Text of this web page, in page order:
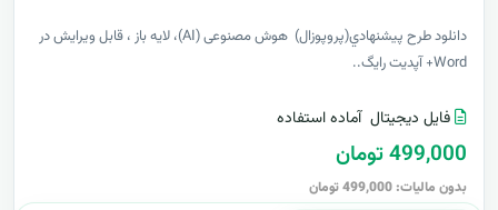
دانلود طرح پيشنهادي(پروپوزال) هوش مصنوعی (AI)، لایه باز ، قابل ویرایش در
Word+ آپدیت رایگ..
فایل دیجیتال آماده استفاده
499,000 تومان
بدون مالیات: 499,000 تومان